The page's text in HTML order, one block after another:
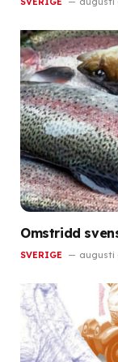
Omstridd
SVERIGE augusti